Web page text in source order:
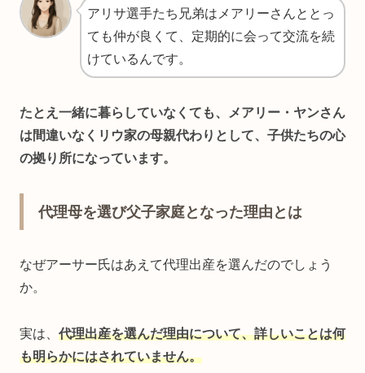
アリサ選手たち兄弟はメアリーさんととっ
ても仲が良くて、定期的に会って交流を続
けているんです。
たとえ一緒に暮らしていなくても、メアリー・ヤンさん
は間違いなくリウ家の母親代わりとして、子供たちの心
の拠り所になっています。
代理母を選び父子家庭となった理由とは
なぜアーサー氏はあえて代理出産を選んだのでしょう
か。
実は、 代理出産を選んだ理由について、詳しいことは何
も明らかにはされていません。